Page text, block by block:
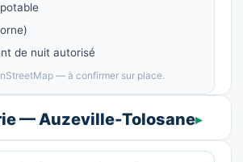
de nuit autorisé
— à confirmer sur place.
— Auzeville-Tolosane